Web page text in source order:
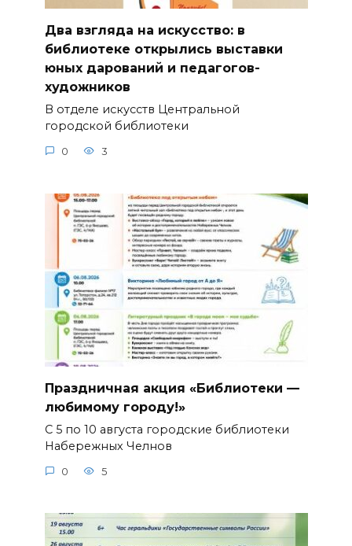
Два взгляда на искусство: в
библиотеке открылись выставки
юных дарований и педагогов-
художников
В отделе искусств Центральной
городской библиотеки
0 3
Праздничная акция «Библиотеки —
любимому городу!»
С 5 по 10 августа городские библиотеки
Набережных Челнов
0 5